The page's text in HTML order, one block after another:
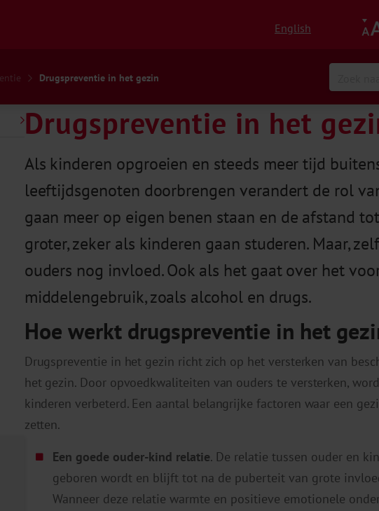
English
Drugspreventie in het gezin
Drugspreventie in het
Als kinderen opgroeien en steeds meer tijd
leeftijdsgenoten doorbrengen verandert de rol
gaan meer op eigen benen staan en de afstand
groter, zeker als kinderen gaan studeren. Maar,
ouders nog invloed. Ook als het gaat over het
middelengebruik, zoals alcohol en drugs.
Hoe werkt drugspreventie in het
Drugspreventie in het gezin richt zich op het versterken van
het gezin. Door opvoedkwaliteiten van ouders te versterken,
kinderen verbeterd. Een aantal belangrijke factoren waar een
zetten.
Een goede ouder-kind relatie. De relatie tussen ouder en
geboren wordt en blijft tot na de puberteit van grote
Wanneer deze relatie warmte en positieve emotionele